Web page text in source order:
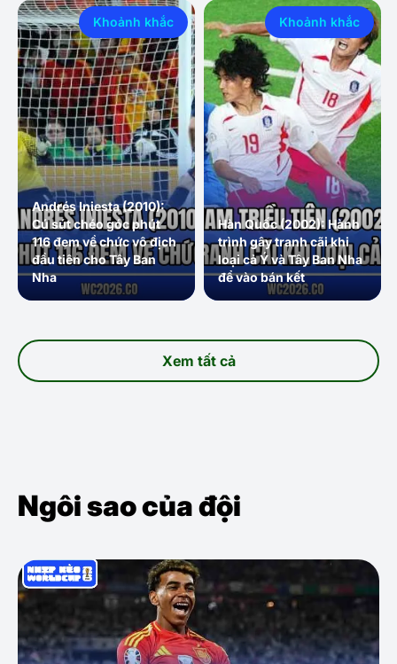
Xem tất cả
Khoảnh khắc
Andrés Iniesta (2010):
Cú sút chéo góc phút
116 đem về chức vô địch
đầu tiên cho Tây Ban
Nha
Khoảnh khắc
Hàn Quốc (2002): Hành
trình gây tranh cãi khi
loại cả Ý và Tây Ban Nha
để vào bán kết
Ngôi sao của đội